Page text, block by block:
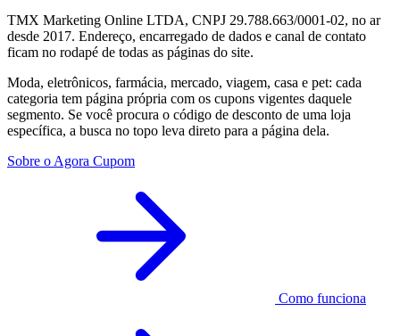
TMX Marketing Online LTDA, CNPJ 29.788.663/0001-02, no ar
desde 2017. Endereço, encarregado de dados e canal de contato
ficam no rodapé de todas as páginas do site.
Moda, eletrônicos, farmácia, mercado, viagem, casa e pet: cada
categoria tem página própria com os cupons vigentes daquele
segmento. Se você procura o código de desconto de uma loja
específica, a busca no topo leva direto para a página dela.
Sobre o Agora Cupom
Como funciona